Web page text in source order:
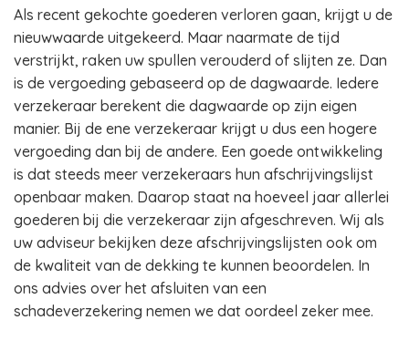
Als recent gekochte goederen verloren gaan, krijgt u de
nieuwwaarde uitgekeerd. Maar naarmate de tijd
verstrijkt, raken uw spullen verouderd of slijten ze. Dan
is de vergoeding gebaseerd op de dagwaarde. Iedere
verzekeraar berekent die dagwaarde op zijn eigen
manier. Bij de ene verzekeraar krijgt u dus een hogere
vergoeding dan bij de andere. Een goede ontwikkeling
is dat steeds meer verzekeraars hun afschrijvingslijst
openbaar maken. Daarop staat na hoeveel jaar allerlei
goederen bij die verzekeraar zijn afgeschreven. Wij als
uw adviseur bekijken deze afschrijvingslijsten ook om
de kwaliteit van de dekking te kunnen beoordelen. In
ons advies over het afsluiten van een
schadeverzekering nemen we dat oordeel zeker mee.